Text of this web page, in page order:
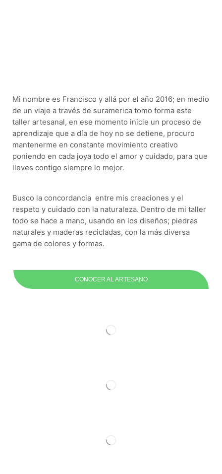
Mi nombre es Francisco y allá por el año 2016; en medio
de un viaje a través de suramerica tomo forma este
taller artesanal, en ese momento inicie un proceso de
aprendizaje que a día de hoy no se detiene, procuro
mantenerme en constante movimiento creativo
poniendo en cada joya todo el amor y cuidado, para que
lleves contigo siempre lo mejor.
Busco la concordancia entre mis creaciones y el
respeto y cuidado con la naturaleza. Dentro de mi taller
todo se hace a mano, usando en los diseños; piedras
naturales y maderas recicladas, con la más diversa
gama de colores y formas.
CONOCER AL ARTESANO